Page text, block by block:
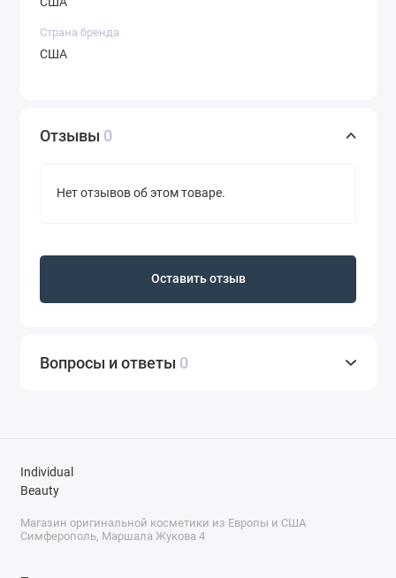
Страна бренда
США
Отзывы 0
Нет отзывов об этом товаре.
Оставить отзыв
Вопросы и ответы 0
Individual
Beauty
Магазин оригинальной косметики из Европы и США
Симферополь, Маршала Жукова 4